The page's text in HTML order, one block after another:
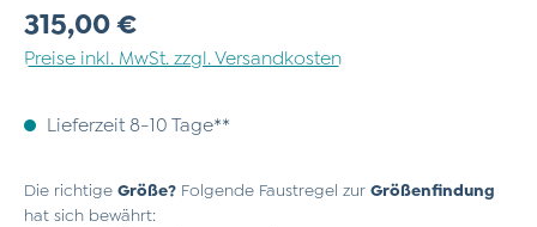
Regulärer Preis:
315,00 €
Preise inkl. MwSt. zzgl. Versandkosten
Lieferzeit 8-10 Tage**
Die richtige Größe? Folgende Faustregel zur Größenfindung
hat sich bewährt: